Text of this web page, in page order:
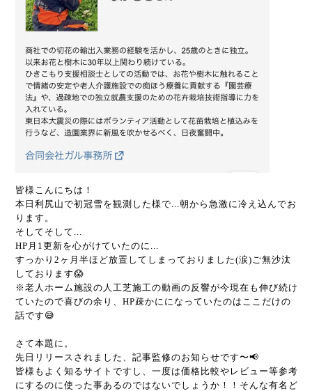
皆様こんにちは！
本日利尻山で初冠雪を観測した様で...朝から急激に冷え込んでお
ります。
そしてそして...
HP月1更新を心がけていたのに...
すっかり2ヶ月半ほど放置してしまっておりました(涙)ご無沙汰
しております😱
※老人ホーム施設の人工芝施工の動画の反響が今現在も伸び続け
ていたので喜びの余り、HP疎かにになっていたのはここだけの
話です😅
さて本題に。
先日リリースされました、記事監修のお知らせです〜📢
皆様もよく知るサイトですし、一度は価格比較やレビュー等参考
にするのに使った事あるのではないでしょうか！！そんな有名ど